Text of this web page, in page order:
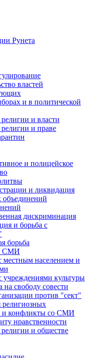
Рунета
властей
и в политической
и власти
и праве
и полицейское
и ликвидация
объединений
дискриминация
и борьба с
борьба
СМИ
населением и
культуры
на свободу совести
против "сект"
и конфликты со СМИ
нравственности
и обществе